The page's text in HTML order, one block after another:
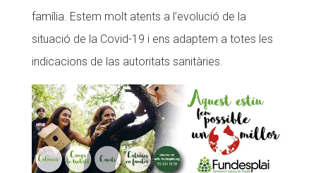
família. Estem molt atents a l’evolució de la
situació de la Covid-19 i ens adaptem a totes les
indicacions de las autoritats sanitàries.
CONEIX FUNDESPLAI
La Fundació
Missió i valors
Els comptes clars
Memòria d'activitats